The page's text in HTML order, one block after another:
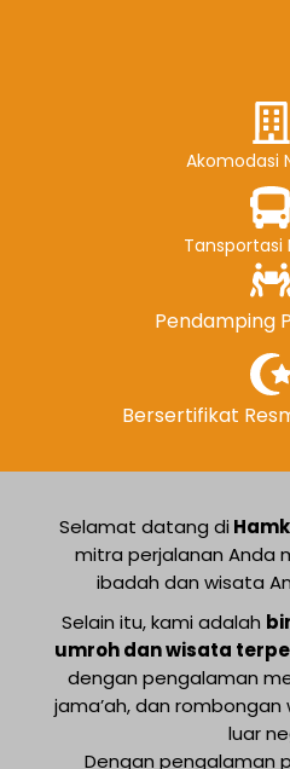
Akomodasi
Tansportasi
Pendamping
Bersertifikat
Selamat datang di
mitra perjalanan Anda
ibadah dan wisata
Selain itu, kami adalah
umroh dan wisata
dengan pengalaman
jama’ah, dan
luar
Dengan pengalaman